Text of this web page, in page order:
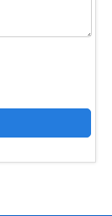
Recolector de datos inalámbrico en línea RH560